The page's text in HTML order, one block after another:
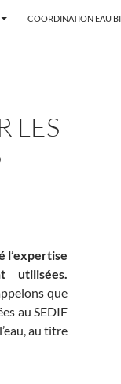
COORDINATION EAU
LES
l’expertise
utilisées.
que
au SEDIF
au titre